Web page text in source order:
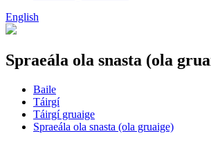
English
Spraeála ola snasta (ola
Baile
Táirgí
Táirgí gruaige
Spraeála ola snasta (ola gruaige)